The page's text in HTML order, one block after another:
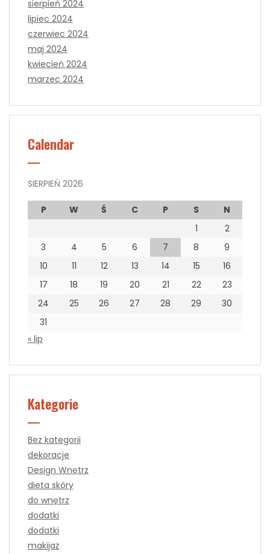
sierpień 2024
lipiec 2024
czerwiec 2024
maj 2024
kwiecień 2024
marzec 2024
Calendar
SIERPIEŃ 2026
P W Ś C P S
N
1
2
3
4 5 6 7 8
9
10
11 12 13 14 15
16
17
18 19 20 21 22
23
24
25 26 27 28 29
30
31
« lip
Kategorie
Bez kategorii
dekoracje
Design Wnętrz
dieta skóry
do wnętrz
dodatki
dodatki
makijaż